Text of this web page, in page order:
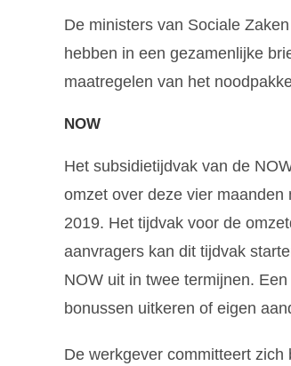
De ministers van Sociale
hebben in een gezamenlijke
maatregelen van het
NOW
Het subsidietijdvak van de
omzet over deze vier
2019. Het tijdvak voor de
aanvragers kan dit tijdvak
NOW uit in twee termijnen.
bonussen uitkeren of eigen
De werkgever committeert